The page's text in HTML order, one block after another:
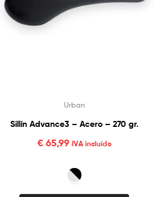
Urban
Sillín Advance3 – Acero – 270 gr.
€65,99 IVA incluído